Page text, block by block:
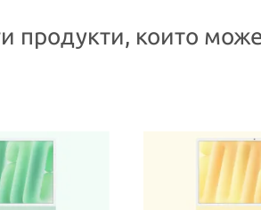
продукти, които